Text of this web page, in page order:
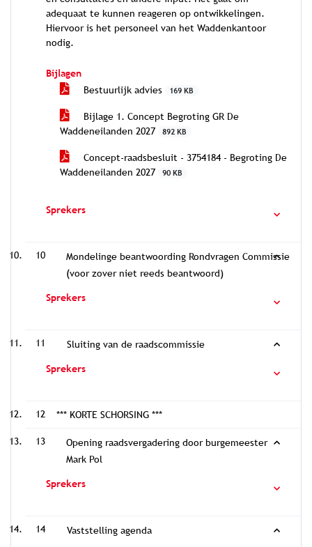
adequaat te kunnen reageren op ontwikkelingen.
Hiervoor is het personeel van het Waddenkantoor
nodig.
Bijlagen
Bestuurlijk advies
169 KB
Bijlage 1. Concept Begroting GR De
Waddeneilanden 2027
892 KB
Concept-raadsbesluit - 3754184 - Begroting De
Waddeneilanden 2027
90 KB
Sprekers
10
Mondelinge beantwoording Rondvragen Commissie
(voor zover niet reeds beantwoord)
Sprekers
11 Sluiting van de raadscommissie
Sprekers
12 *** KORTE SCHORSING ***
13
Opening raadsvergadering door burgemeester
Mark Pol
Sprekers
14 Vaststelling agenda